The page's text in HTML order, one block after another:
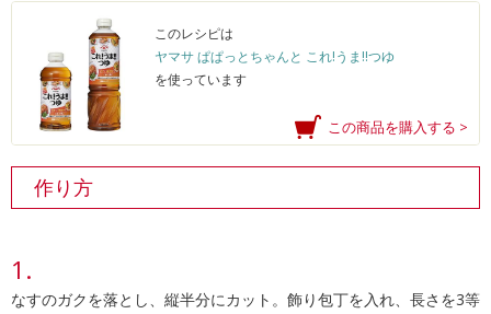
このレシピは
ヤマサ ぱぱっとちゃんと これ!うま!!つゆ
を使っています
この商品を購入する >
作り方
なすのガクを落とし、縦半分にカット。飾り包丁を入れ、長さを3等